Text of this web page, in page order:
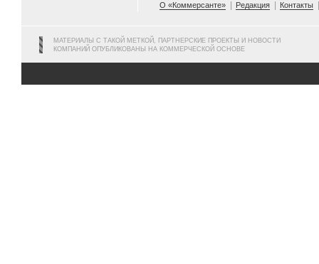
О «Коммерсанте»
Редакция Контакты
МАТЕРИАЛЫ С ТАКОЙ МЕТКОЙ, ПАРТНЕРСКИЕ ПРОЕКТЫ И НОВОСТИ
КОМПАНИЙ ОПУБЛИКОВАНЫ НА КОММЕРЧЕСКОЙ ОСНОВЕ